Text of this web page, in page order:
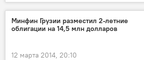
Минфин Грузии разместил 2-летние
облигации на 14,5 млн долларов
12 марта 2014, 20:10